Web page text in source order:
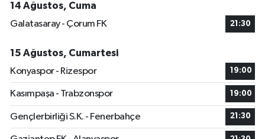
14 Ağustos, Cuma
Galatasaray - Çorum FK
21:30
15 Ağustos, Cumartesi
Konyaspor - Rizespor
19:00
Kasımpaşa - Trabzonspor 19:00
Gençlerbirliği S.K. - Fenerbahçe 21:30